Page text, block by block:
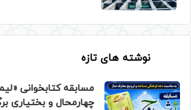
نوشته های تازه
مسابقه کتابخوانی
چهارمحال و بختیاری